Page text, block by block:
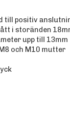
till positiv
i storänden
upp till 13mm
och M10 mutter